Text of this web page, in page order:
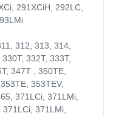
291XCiH, 292LC,
312, 313, 314,
332T, 333T,
347T , 350TE,
353TEV,
371LCi, 371LMi,
371LMi,